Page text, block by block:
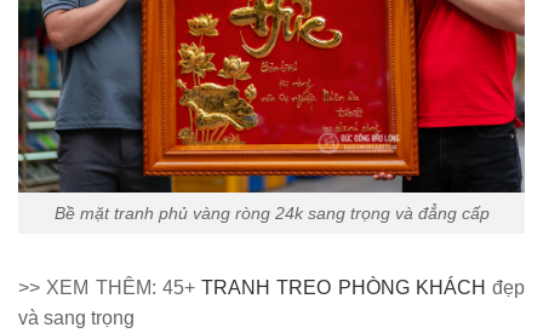
Bề mặt tranh phủ vàng ròng 24k sang trọng và đẳng cấp
>> XEM THÊM: 45+ TRANH TREO PHÒNG KHÁCH đẹp
và sang trọng